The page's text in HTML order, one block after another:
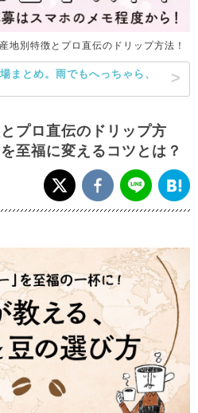
地別特徴とプロ直伝のドリップ方法！
とめ。雨でもへっちゃら、
プロ直伝のドリップ方
至福に変えるコツとは？